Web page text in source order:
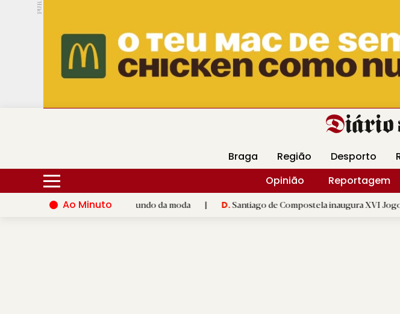
PUB.
Hoje 16ºC 28ºC DMtv Revista Minha Gráfica
Braga Região Desporto
Opinião
Reportagem
Ao Minuto
e à inovação do mundo da moda | D.Santiago de Compostela inaugura XVI Jogos do Eixo